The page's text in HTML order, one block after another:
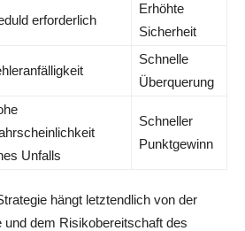
erforderlich
Erhöhte
Sicherheit
Schnelle
Überquerung
Unfalls
Schneller
Punktgewinn
hängt letztendlich von der
und dem Risikobereitschaft des